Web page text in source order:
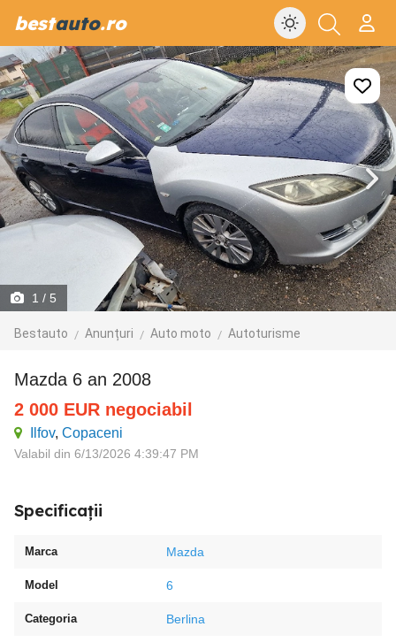
bestauto.ro
1 / 5
Bestauto Anunțuri Auto moto Autoturisme
Mazda 6 an 2008
2 000 EUR negociabil
Ilfov, Copaceni
Valabil din 6/13/2026 4:39:47 PM
Specificații
Marca Mazda
Model 6
Categoria Berlina